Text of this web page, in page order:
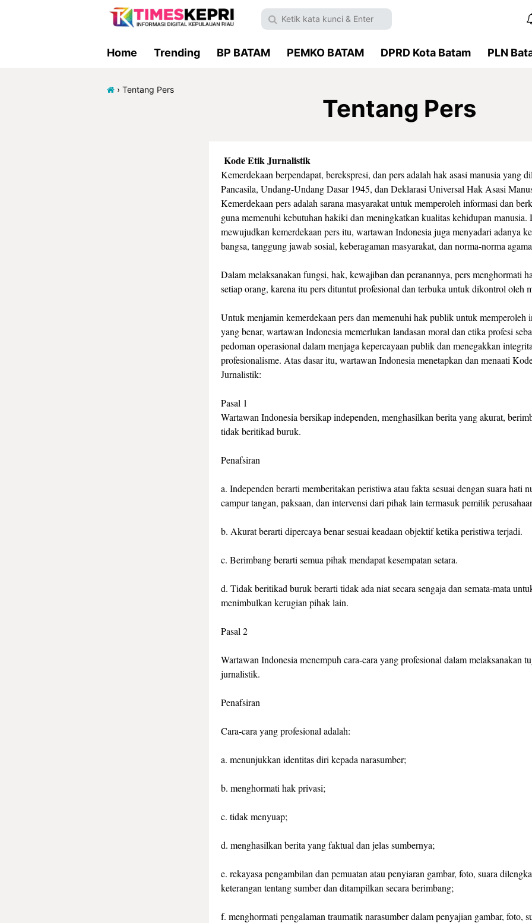
Home Trending BP BATAM PEMKO BATAM DPRD Kota Batam PLN
› Tentang Pers
Tentang Pers
Kode Etik Jurnalistik
Kemerdekaan berpendapat, berekspresi, dan pers adalah hak asasi manusia yang
Pancasila, Undang-Undang Dasar 1945, dan Deklarasi Universal Hak Asasi
Kemerdekaan pers adalah sarana masyarakat untuk memperoleh informasi dan
guna memenuhi kebutuhan hakiki dan meningkatkan kualitas kehidupan manusia.
mewujudkan kemerdekaan pers itu, wartawan Indonesia juga menyadari adanya
bangsa, tanggung jawab sosial, keberagaman masyarakat, dan norma-norma
Dalam melaksanakan fungsi, hak, kewajiban dan peranannya, pers menghormati
setiap orang, karena itu pers dituntut profesional dan terbuka untuk dikontrol oleh
Untuk menjamin kemerdekaan pers dan memenuhi hak publik untuk memperoleh
yang benar, wartawan Indonesia memerlukan landasan moral dan etika profesi
pedoman operasional dalam menjaga kepercayaan publik dan menegakkan
profesionalisme. Atas dasar itu, wartawan Indonesia menetapkan dan menaati
Jurnalistik:
Pasal 1
Wartawan Indonesia bersikap independen, menghasilkan berita yang akurat,
tidak beritikad buruk.
Penafsiran
a. Independen berarti memberitakan peristiwa atau fakta sesuai dengan suara hati
campur tangan, paksaan, dan intervensi dari pihak lain termasuk pemilik
b. Akurat berarti dipercaya benar sesuai keadaan objektif ketika peristiwa terjadi.
c. Berimbang berarti semua pihak mendapat kesempatan setara.
d. Tidak beritikad buruk berarti tidak ada niat secara sengaja dan semata-mata
menimbulkan kerugian pihak lain.
Pasal 2
Wartawan Indonesia menempuh cara-cara yang profesional dalam melaksanakan
jurnalistik.
Penafsiran
Cara-cara yang profesional adalah:
a. menunjukkan identitas diri kepada narasumber;
b. menghormati hak privasi;
c. tidak menyuap;
d. menghasilkan berita yang faktual dan jelas sumbernya;
e. rekayasa pengambilan dan pemuatan atau penyiaran gambar, foto, suara
keterangan tentang sumber dan ditampilkan secara berimbang;
f. menghormati pengalaman traumatik narasumber dalam penyajian gambar, foto,